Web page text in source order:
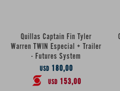
Quillas Captain Fin Tyler
Warren TWIN Especial + Trailer
- Futures System
USD 180,00
USD 153,00